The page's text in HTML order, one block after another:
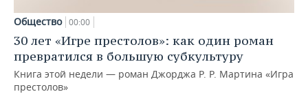
Общество 00:00
30 лет «Игре престолов»: как один роман
превратился в большую субкультуру
Книга этой недели — роман Джорджа Р. Р. Мартина «Игра
престолов»